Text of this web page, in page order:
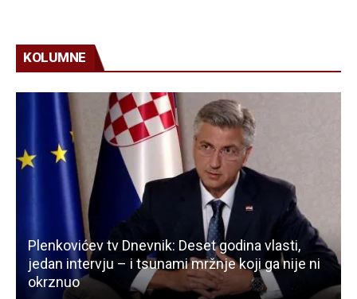
KOLUMNE
Plenkovićev tv Dnevnik: Deset godina vlasti,
jedan intervju – i tsunami mržnje koji ga nije ni
okrznuo